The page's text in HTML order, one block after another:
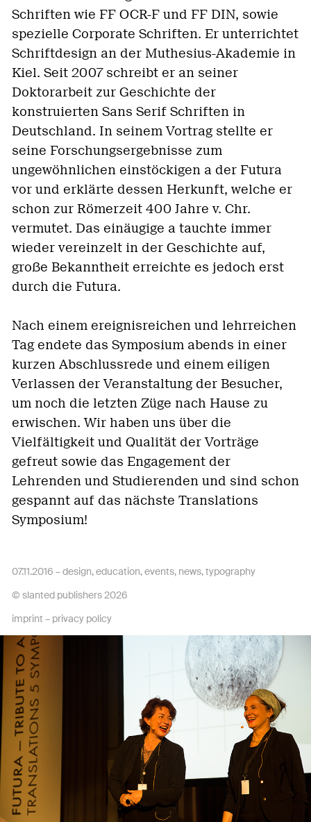
Schriften wie FF OCR-F und FF DIN, sowie
spezielle Corporate Schriften. Er unterrichtet
Schriftdesign an der Muthesius-Akademie in
Kiel. Seit 2007 schreibt er an seiner
Doktorarbeit zur Geschichte der
konstruierten Sans Serif Schriften in
Deutschland. In seinem Vortrag stellte er
seine Forschungsergebnisse zum
ungewöhnlichen einstöckigen a der Futura
vor und erklärte dessen Herkunft, welche er
schon zur Römerzeit 400 Jahre v. Chr.
vermutet. Das einäugige a tauchte immer
wieder vereinzelt in der Geschichte auf,
große Bekanntheit erreichte es jedoch erst
durch die Futura.
Nach einem ereignisreichen und lehrreichen
Tag endete das Symposium abends in einer
kurzen Abschlussrede und einem eiligen
Verlassen der Veranstaltung der Besucher,
um noch die letzten Züge nach Hause zu
erwischen. Wir haben uns über die
Vielfältigkeit und Qualität der Vorträge
gefreut sowie das Engagement der
Lehrenden und Studierenden und sind schon
gespannt auf das nächste Translations
Symposium!
07.11.2016 –design,education,events, news,typography
© slanted publishers 2026
imprint – privacy policy